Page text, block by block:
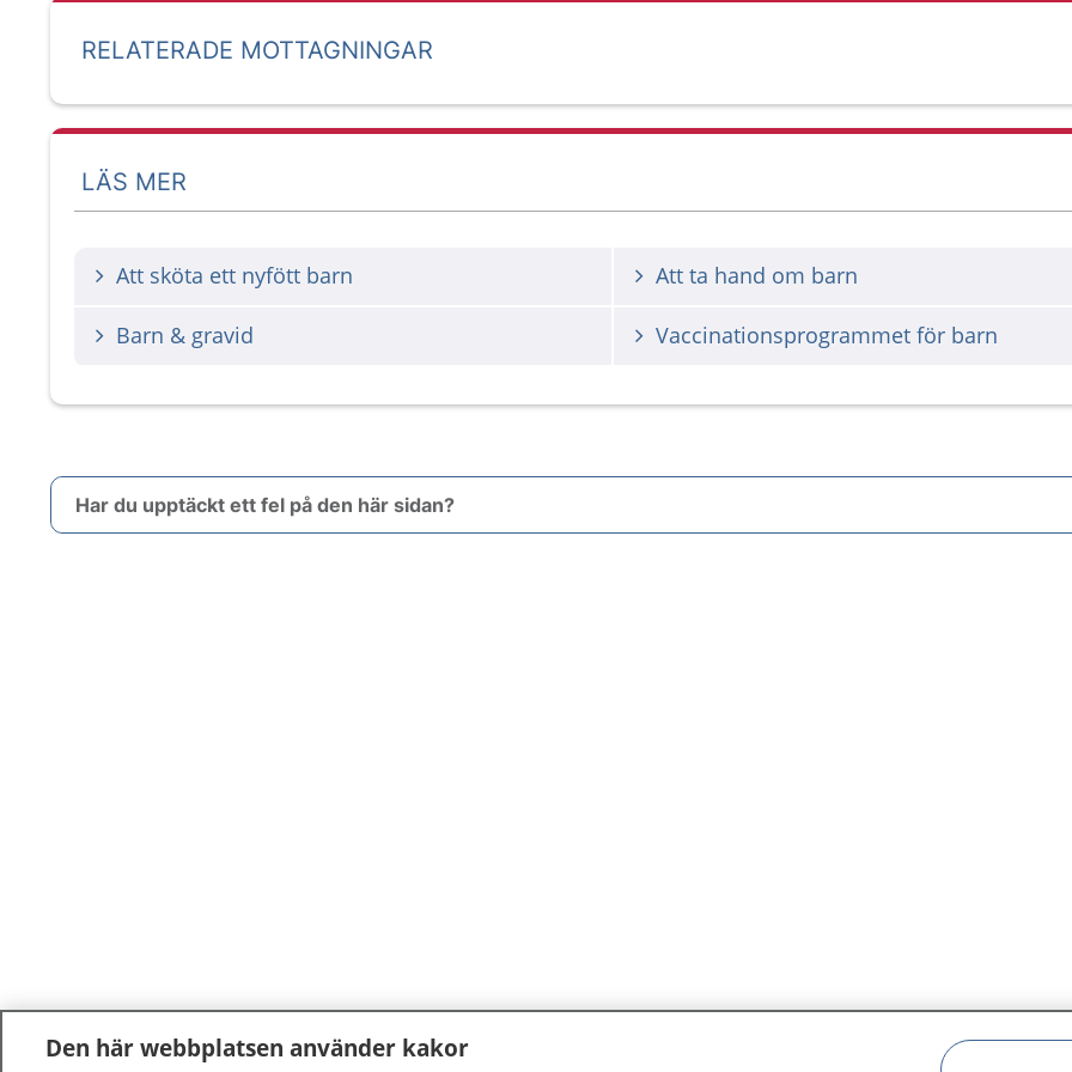
RELATERADE MOTTAGNINGAR
LÄS MER
Att sköta ett nyfött barn Att ta hand om barn
Barn & gravid Vaccinationsprogrammet för barn
Har du upptäckt ett fel på den här sidan?
Den här webbplatsen använder kakor